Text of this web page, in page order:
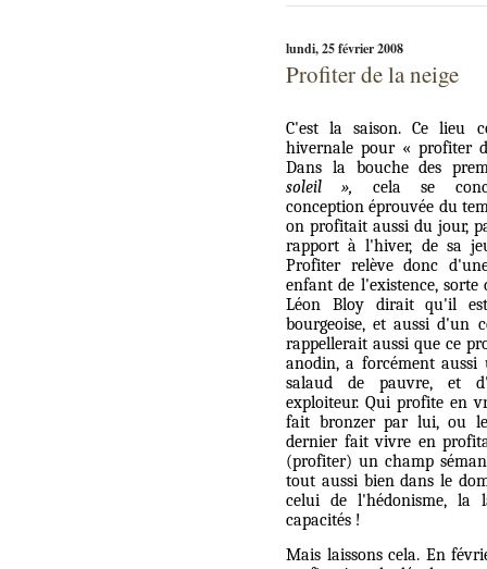
lundi, 25 février 2008
Profiter de la neige
C'est la saison. Ce lieu
hivernale pour « profiter
Dans la bouche des
soleil », cela se
conception éprouvée du
on profitait aussi du jour,
rapport à l'hiver, de sa
Profiter relève donc
enfant de l'existence, sorte
Léon Bloy dirait qu'il
bourgeoise, et aussi d'un
rappellerait aussi que ce
anodin, a forcément
salaud de pauvre, et
exploiteur. Qui profite en
fait bronzer par lui, ou
dernier fait vivre en
(profiter) un champ
tout aussi bien dans le
celui de l'hédonisme, la
capacités !
Mais laissons cela. En